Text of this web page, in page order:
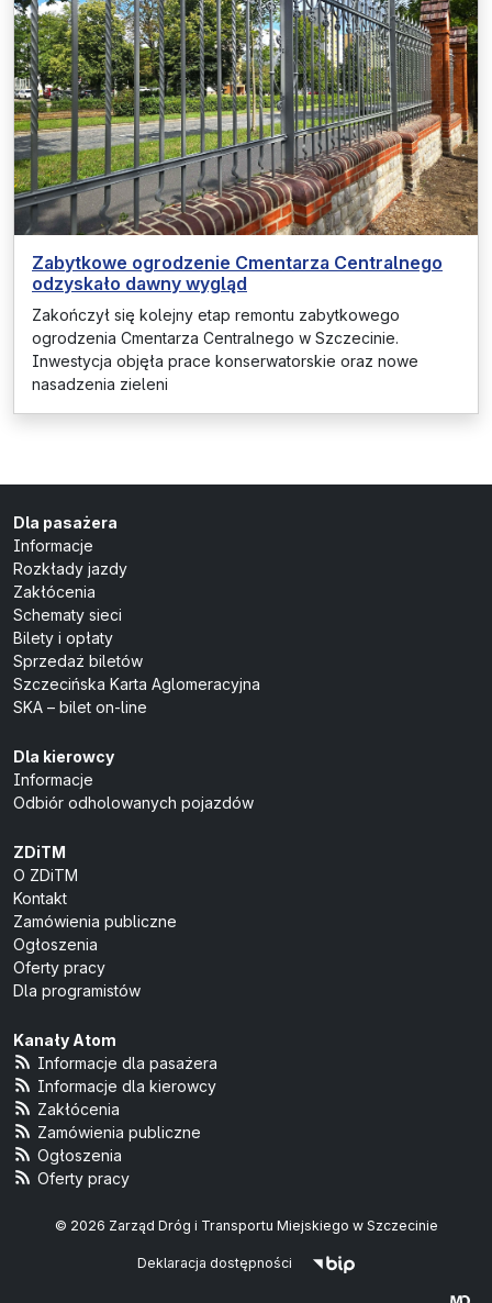
Zabytkowe ogrodzenie Cmentarza Centralnego
odzyskało dawny wygląd
Zakończył się kolejny etap remontu zabytkowego
ogrodzenia Cmentarza Centralnego w Szczecinie.
Inwestycja objęła prace konserwatorskie oraz nowe
nasadzenia zieleni
Dla pasażera
Informacje
Rozkłady jazdy
Zakłócenia
Schematy sieci
Bilety i opłaty
Sprzedaż biletów
Szczecińska Karta Aglomeracyjna
SKA – bilet on-line
Dla kierowcy
Informacje
Odbiór odholowanych pojazdów
ZDiTM
O ZDiTM
Kontakt
Zamówienia publiczne
Ogłoszenia
Oferty pracy
Dla programistów
Kanały Atom
Informacje dla pasażera
Informacje dla kierowcy
Zakłócenia
Zamówienia publiczne
Ogłoszenia
Oferty pracy
© 2026 Zarząd Dróg i Transportu Miejskiego w Szczecinie
Deklaracja dostępności